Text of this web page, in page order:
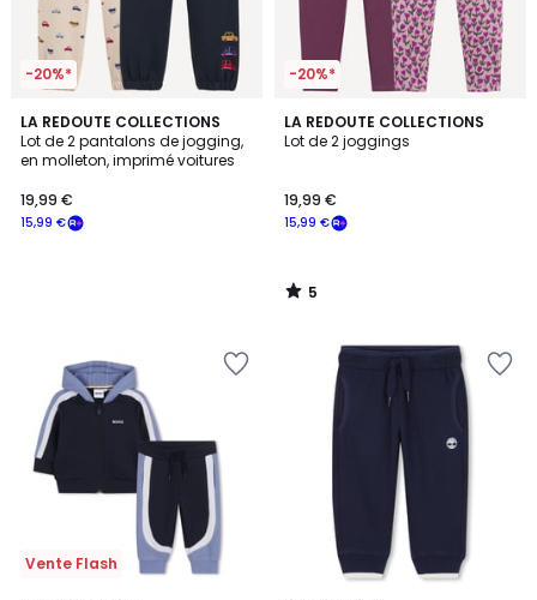
-20%*
LA REDOUTE COLLECTIONS
Lot de 2 pantalons de jogging,
en molleton, imprimé voitures
15,99 €
19,99 €
-20%*
LA REDOUTE COLLECTIONS
Lot de 2 joggings
15,99 €
19,99 €
5
/
5
/
Vente Flash